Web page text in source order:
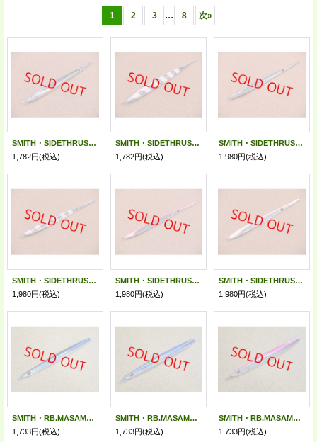
1 2 3 ... 8 次»
SMITH・SIDETHRUSTER 200g/FL01.フルレーザー
1,782円(税込)
SMITH・SIDETHRUSTER 200g/LZ01.レーザーゼブラグロー
1,782円(税込)
SMITH・SIDETHRUSTER 250g/FL01.フルレーザー
1,980円(税込)
SMITH・SIDETHRUSTER 250g/LZ01.レーザーゼブラグロー
1,980円(税込)
SMITH・SIDETHRUSTER 250g/PG01.ピンクバックグロー
1,980円(税込)
SMITH・SIDETHRUSTER 250g/IK011.グローイカ
1,980円(税込)
SMITH・RB.MASAMUNE 155g/01 ブルーイワシ
1,733円(税込)
SMITH・RB.MASAMUNE 155g/02 ブルーピンクイワシ
1,733円(税込)
SMITH・RB.MASAMUNE 155g/05 レーザーピンク
1,733円(税込)